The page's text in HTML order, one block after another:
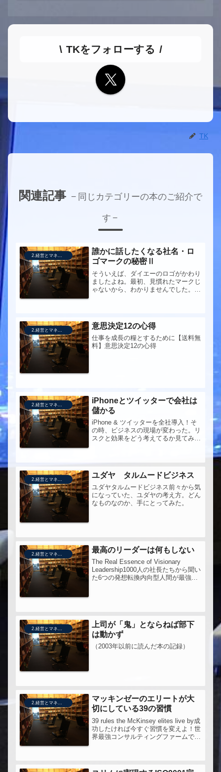
TKをフォローする
TK
関連記事
同じカテゴリーの本のご紹介で
す
2.経営とマネジメント
誰かに話したくなる社名・ロ
ゴマークの秘密Ⅱ
そういえば、ダイエーのロゴがかわり
ましたよね。最初、見慣れたマークじ
ゃないから、わかりませんでした。図
るために。●この本への問い日本の企
業...
2.経営とマネジメント 意思決定12の心得
仕事を成長の糧とするために【送料無
料】意思決定12の心得
iPhoneとツイッターで会社は
儲かる
iPhone & ツイッターを全社導入！そ
の時、ビジネスの現場が変わった。リ
スクと効果をどう考えてるか見てみた
ユダヤ タルムードビジネス
ユダヤタルムードビジネス前々から気
になっていた、ユダヤの考え方。どん
なものなのか、手にとってみた。
最高のリーダーは何もしない
The Real Essence of Visionary
Leadership1000人の社長たちから聞い
た6つの発想転換内向型人間が最強の
上司が「鬼」とならねば部下
は動かず
（2003年以前に読んだ本の記録）
2.経営とマネジメント
マッキンゼーのエリートが大
切にしている39の習慣
39 rules the McKinsey elites live by成
功したければ今すぐ習慣を変えよ！世
界最強コンサルティングファームで実